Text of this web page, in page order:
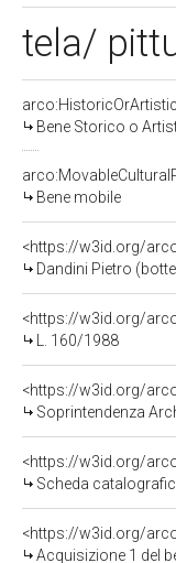
tela/
Bene Storico o
Bene mobile
<https://w3id.org/
Dandini Pietro
<https://w3id.org/
L. 160/1988
<https://w3id.org/
Soprintendenza
<https://w3id.org/
Scheda
<https://w3id.org/
Acquisizione 1 del